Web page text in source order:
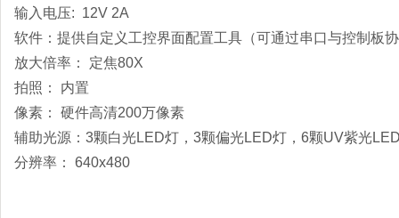
输入电压: 12V 2A
软件：提供自定义工控界面配置工具（可通过串口与控制板
放大倍率： 定焦80X
拍照： 内置
像素： 硬件高清200万像素
辅助光源：3颗白光LED灯，3颗偏光LED灯，6颗UV紫光
分辨率： 640x480